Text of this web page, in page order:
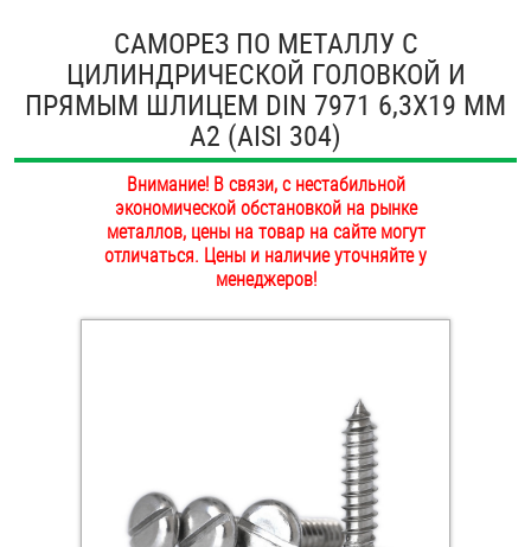
ПОКУПАТЕЛЯМ
ОПЛАТА И ДОСТАВКА
НАШИ МАГАЗИНЫ
Болты и винты
Втулки
Гайки
Дюбели
Дюймовый крепёж
Крюки, кольца с метрической резьбой
САМОРЕЗ ПО МЕТАЛЛУ С
ЦИЛИНДРИЧЕСКОЙ ГОЛОВКОЙ И
ПРЯМЫМ ШЛИЦЕМ DIN 7971 6,3Х19 ММ
А2 (AISI 304)
Внимание! В связи, с нестабильной
экономической обстановкой на рынке
металлов, цены на товар на сайте могут
отличаться. Цены и наличие уточняйте у
менеджеров!